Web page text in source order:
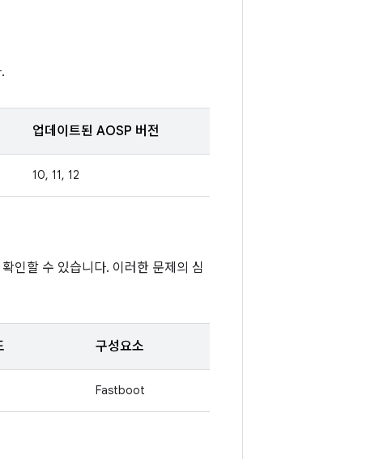
업데이트된 AOSP 버전
10, 11, 12
인할 수 있습니다. 이러한 문제의 심
구성요소
Fastboot